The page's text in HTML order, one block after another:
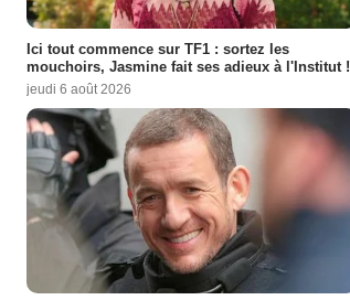
Ici tout commence sur TF1 : sortez les
mouchoirs, Jasmine fait ses adieux à l'Institut !
jeudi 6 août 2026